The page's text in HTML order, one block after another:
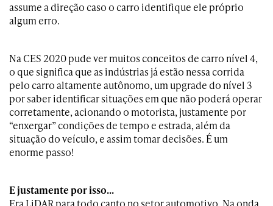
assume a direção caso o carro identifique ele próprio
algum erro.
Na CES 2020 pude ver muitos conceitos de carro nível 4,
o que significa que as indústrias já estão nessa corrida
pelo carro altamente autônomo, um upgrade do nível 3
por saber identificar situações em que não poderá operar
corretamente, acionando o motorista, justamente por
“enxergar” condições de tempo e estrada, além da
situação do veículo, e assim tomar decisões. É um
enorme passo!
E justamente por isso…